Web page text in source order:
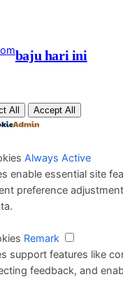
baju hari ini
All Accept All
Always Active
enable essential site
preference
Remark
support features like
feedback, and